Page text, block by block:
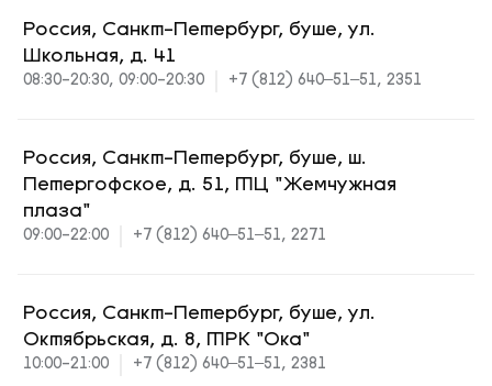
Россия, Санкт-Петербург, буше, ул.
Школьная, д. 41
08:30-20:30, 09:00-20:30 +7 (812) 640‒51‒51, 2351
Россия, Санкт-Петербург, буше, ш.
Петергофское, д. 51, ТЦ "Жемчужная
плаза"
09:00-22:00 +7 (812) 640‒51‒51, 2271
Россия, Санкт-Петербург, буше, ул.
Октябрьская, д. 8, ТРК "Ока"
10:00-21:00 +7 (812) 640‒51‒51, 2381